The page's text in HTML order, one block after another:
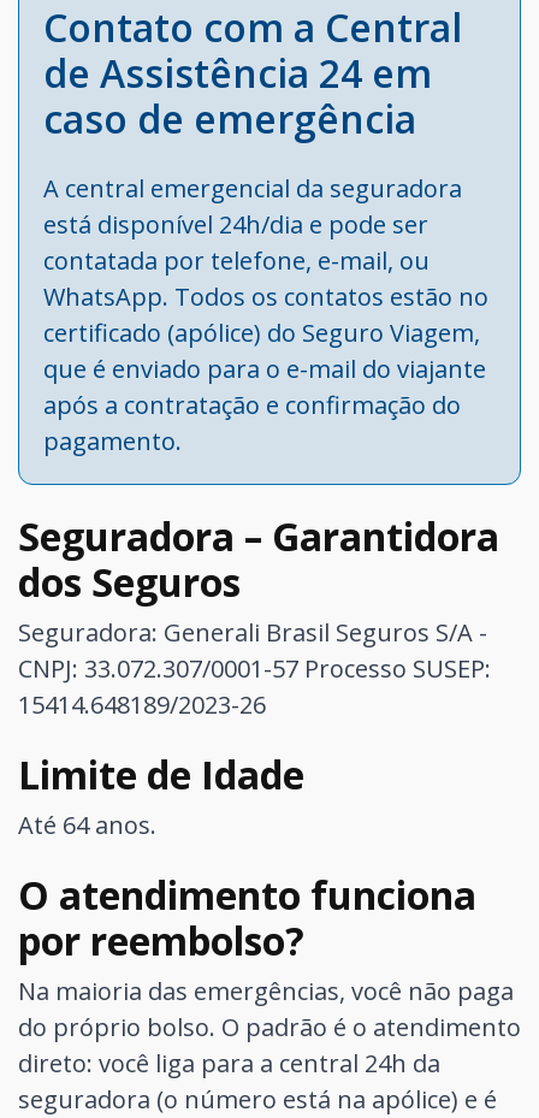
Contato com a Central
de Assistência 24 em
caso de emergência
A central emergencial da seguradora
está disponível 24h/dia e pode ser
contatada por telefone, e-mail, ou
WhatsApp. Todos os contatos estão no
certificado (apólice) do Seguro Viagem,
que é enviado para o e-mail do viajante
após a contratação e confirmação do
pagamento.
Seguradora – Garantidora
dos Seguros
Seguradora: Generali Brasil Seguros S/A -
CNPJ: 33.072.307/0001-57 Processo SUSEP:
15414.648189/2023-26
Limite de Idade
Até 64 anos.
O atendimento funciona
por reembolso?
Na maioria das emergências, você não paga
do próprio bolso. O padrão é o atendimento
direto: você liga para a central 24h da
seguradora (o número está na apólice) e é